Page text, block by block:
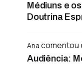
Médiuns e
Doutrina
Ana comentou
Audiência: